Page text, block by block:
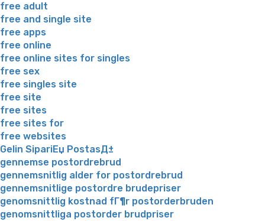
free adult
free and single site
free apps
free online
free online sites for singles
free sex
free singles site
free site
free sites
free sites for
free websites
Gelin SipariЕџ PostasД±
gennemse postordrebrud
gennemsnitlig alder for postordrebrud
gennemsnitlige postordre brudepriser
genomsnittlig kostnad fГ¶r postorderbruden
genomsnittliga postorder brudpriser